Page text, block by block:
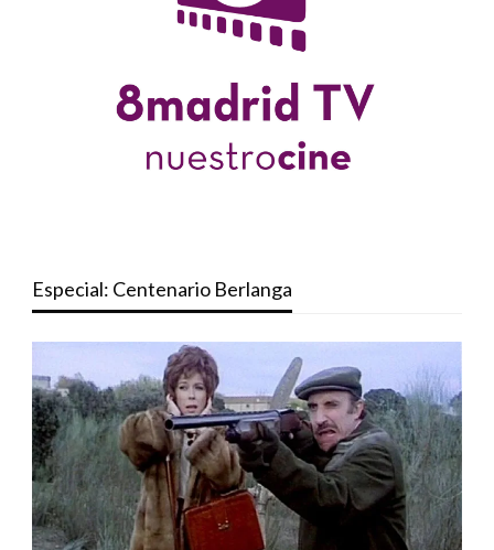
Especial: Centenario Berlanga